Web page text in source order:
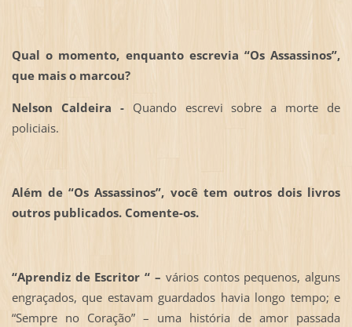
Qual o momento, enquanto escrevia “Os Assassinos”,
que mais o marcou?
Nelson Caldeira - Quando escrevi sobre a morte de
policiais.
Além de “Os Assassinos”, você tem outros dois livros
outros publicados. Comente-os.
“Aprendiz de Escritor “ – vários contos pequenos, alguns
engraçados, que estavam guardados havia longo tempo; e
“Sempre no Coração” – uma história de amor passada